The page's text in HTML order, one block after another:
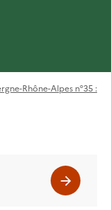
Rhône-Alpes n°35 :